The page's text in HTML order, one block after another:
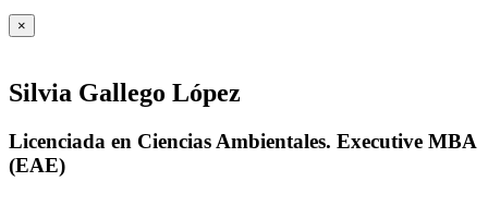
×
Silvia Gallego López
Licenciada en Ciencias Ambientales. Executive MBA
(EAE)